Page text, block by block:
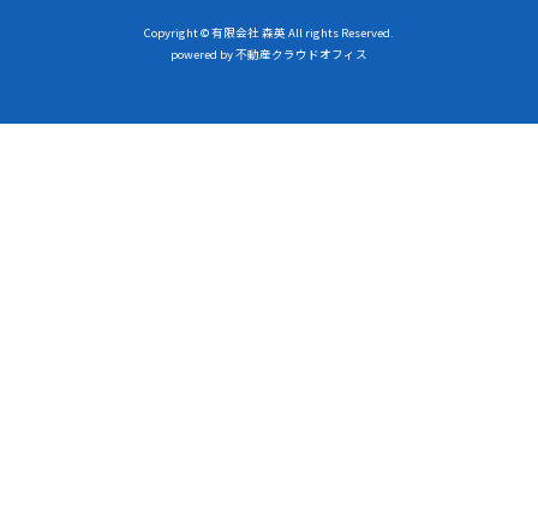
Copyright © 有限会社 森英 All rights Reserved.
powered by 不動産クラウドオフィス